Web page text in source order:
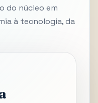
do núcleo em
à tecnologia, da